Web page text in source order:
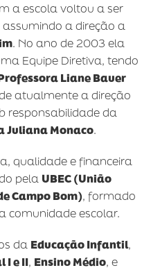
a escola voltou a ser
a direção a
. No ano de 2003 ela
Equipe Diretiva, tendo
Liane Bauer
atualmente a direção
responsabilidade da
Juliana Monaco.
qualidade e financeira
pela UBEC (União
Campo Bom), formado
comunidade escolar.
da Educação Infantil,
I e II, Ensino Médio, e